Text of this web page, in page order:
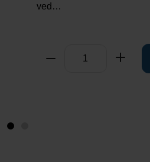
ved…
Tag fra Læg til
Image